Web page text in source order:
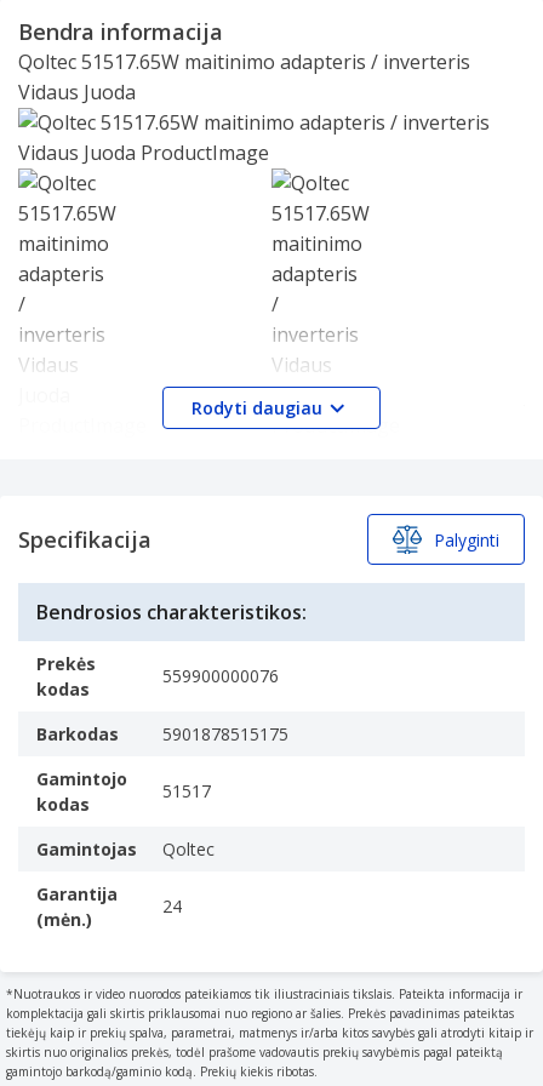
Bendra informacija
Qoltec 51517.65W maitinimo adapteris / inverteris
Vidaus Juoda
Slide 1 of 2
EAN/UPC kodas:
Maitinimo tipas: Vidaus
Išvesties galia: 65 W Įėjimo įtampa: 220-240 V Įėjimo
dažnis: 50/60 Hz
Paskirtis: Knyginis kompiuteris AC į DC
Maitinimo apsaugos ypatybės: Apsauga nuo
perkaitimo, Apsauga nuo perkrovos
Juoda
Specifikacijos
Savybės
What the product is used for.
Knyginis kompiuteris
Vidaus
Maitinimo srovės tipas
AC į DC
The voltage (V) which is required to power the product.
220-240 V
The frequency (Hz) which is required to power the
product.
50/60 Hz
Rodyti daugiau
Specifikacija Palyginti
Bendrosios charakteristikos:
Prekės
kodas
559900000076
Barkodas
5901878515175
Gamintojo
kodas
51517
Gamintojas
Qoltec
Garantija
(mėn.)
24
*Nuotraukos ir video nuorodos pateikiamos tik iliustraciniais tikslais. Pateikta informacija ir
komplektacija gali skirtis priklausomai nuo regiono ar šalies. Prekės pavadinimas pateiktas
tiekėjų kaip ir prekių spalva, parametrai, matmenys ir/arba kitos savybės gali atrodyti kitaip ir
skirtis nuo originalios prekės, todėl prašome vadovautis prekių savybėmis pagal pateiktą
gamintojo barkodą/gaminio kodą. Prekių kiekis ribotas.